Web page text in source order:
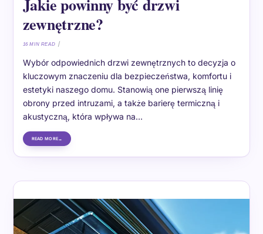
Jakie powinny być drzwi
zewnętrzne?
16 MIN READ
Wybór odpowiednich drzwi zewnętrznych to decyzja o
kluczowym znaczeniu dla bezpieczeństwa, komfortu i
estetyki naszego domu. Stanowią one pierwszą linię
obrony przed intruzami, a także barierę termiczną i
akustyczną, która wpływa na…
READ MORE